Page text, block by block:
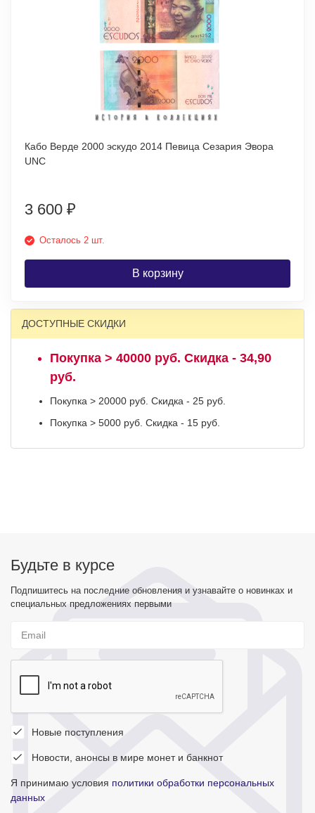
Кабо Верде 2000 эскудо 2014 Певица Сезария Эвора
UNC
3 600 ₽
Осталось 2 шт.
В корзину
ДОСТУПНЫЕ СКИДКИ
Покупка > 40000 руб. Скидка - 34,90
руб.
Покупка > 20000 руб. Скидка - 25 руб.
Покупка > 5000 руб. Скидка - 15 руб.
Будьте в курсе
Подпишитесь на последние обновления и узнавайте о новинках и
специальных предложениях первыми
Новые поступления
Новости, анонсы в мире монет и банкнот
Я принимаю условия политики обработки персональных
данных